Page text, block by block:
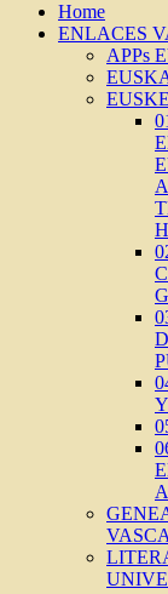
Home
ENLACES
APPs
VASCA